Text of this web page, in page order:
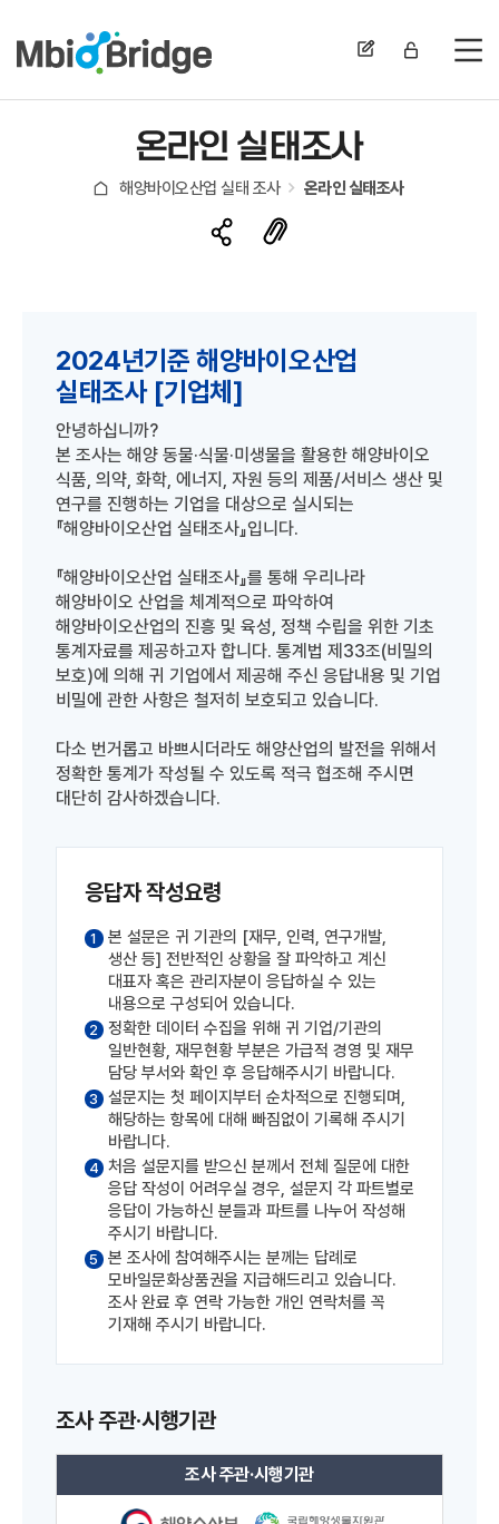
전
온라인 실태조사
해양바이오산업 실태 조사 온라인 실태조사
2024년기준 해양바이오산업
실태조사 [기업체]
안녕하십니까?
본 조사는 해양 동물·식물·미생물을 활용한 해양바이오
식품, 의약, 화학, 에너지, 자원 등의 제품/서비스 생산 및
연구를 진행하는 기업을 대상으로 실시되는
『해양바이오산업 실태조사』입니다.
『해양바이오산업 실태조사』를 통해 우리나라
해양바이오 산업을 체계적으로 파악하여
해양바이오산업의 진흥 및 육성, 정책 수립을 위한 기초
통계자료를 제공하고자 합니다. 통계법 제33조(비밀의
보호)에 의해 귀 기업에서 제공해 주신 응답내용 및 기업
비밀에 관한 사항은 철저히 보호되고 있습니다.
다소 번거롭고 바쁘시더라도 해양산업의 발전을 위해서
정확한 통계가 작성될 수 있도록 적극 협조해 주시면
대단히 감사하겠습니다.
응답자 작성요령
1
본 설문은 귀 기관의 [재무, 인력, 연구개발,
생산 등] 전반적인 상황을 잘 파악하고 계신
대표자 혹은 관리자분이 응답하실 수 있는
내용으로 구성되어 있습니다.
2
정확한 데이터 수집을 위해 귀 기업/기관의
일반현황, 재무현황 부분은 가급적 경영 및 재무
담당 부서와 확인 후 응답해주시기 바랍니다.
3
설문지는 첫 페이지부터 순차적으로 진행되며,
해당하는 항목에 대해 빠짐없이 기록해 주시기
바랍니다.
4 처음 설문지를 받으신 분께서 전체 질문에 대한
응답 작성이 어려우실 경우, 설문지 각 파트별로
응답이 가능하신 분들과 파트를 나누어 작성해
주시기 바랍니다.
5
본 조사에 참여해주시는 분께는 답례로
모바일문화상품권을 지급해드리고 있습니다.
조사 완료 후 연락 가능한 개인 연락처를 꼭
기재해 주시기 바랍니다.
조사 주관·시행기관
조사 주관·시행기관